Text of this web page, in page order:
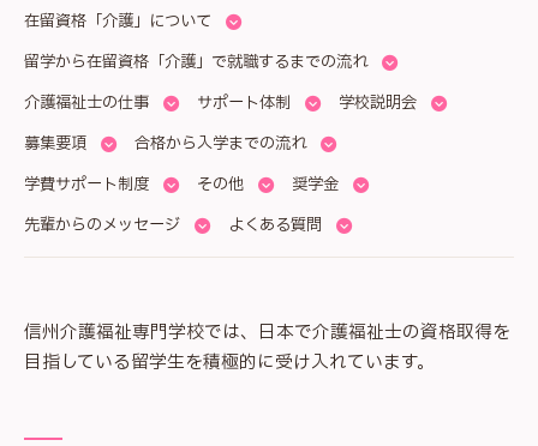
在留資格「介護」について
留学から在留資格「介護」で就職するまでの流れ
介護福祉士の仕事
サポート体制
学校説明会
募集要項
合格から入学までの流れ
学費サポート制度
その他
奨学金
先輩からのメッセージ
よくある質問
信州介護福祉専門学校では、日本で介護福祉士の資格取得を
目指している留学生を積極的に受け入れています。